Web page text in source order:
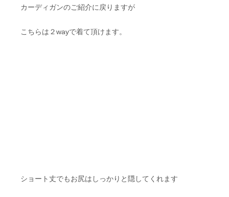
カーディガンのご紹介に戻りますが
こちらは２wayで着て頂けます。
ショート丈でもお尻はしっかりと隠してくれます